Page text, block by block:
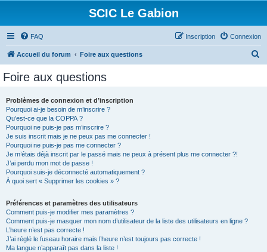
SCIC Le Gabion
FAQ Connexion
Inscription
Accueil du forum Foire aux questions
Foire aux questions
Problèmes de connexion et d’inscription
Pourquoi ai-je besoin de m’inscrire ?
Qu’est-ce que la COPPA ?
Pourquoi ne puis-je pas m’inscrire ?
Je suis inscrit mais je ne peux pas me connecter !
Pourquoi ne puis-je pas me connecter ?
Je m’étais déjà inscrit par le passé mais ne peux à présent plus me connecter ?!
J’ai perdu mon mot de passe !
Pourquoi suis-je déconnecté automatiquement ?
À quoi sert « Supprimer les cookies » ?
Préférences et paramètres des utilisateurs
Comment puis-je modifier mes paramètres ?
Comment puis-je masquer mon nom d’utilisateur de la liste des utilisateurs en ligne ?
L’heure n’est pas correcte !
J’ai réglé le fuseau horaire mais l’heure n’est toujours pas correcte !
Ma langue n’apparaît pas dans la liste !